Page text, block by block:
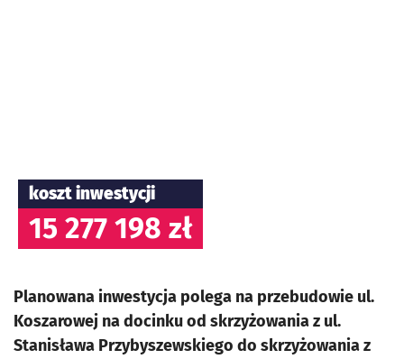
koszt inwestycji
15 277 198 zł
Planowana inwestycja polega na przebudowie ul.
Koszarowej na docinku od skrzyżowania z ul.
Stanisława Przybyszewskiego do skrzyżowania z